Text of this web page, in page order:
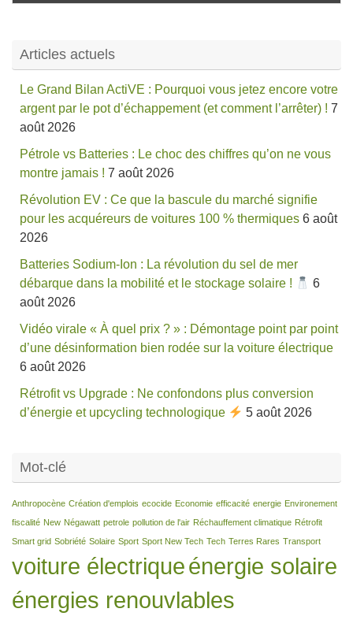
Articles actuels
Le Grand Bilan ActiVE : Pourquoi vous jetez encore votre
argent par le pot d’échappement (et comment l’arrêter) ! 7
août 2026
Pétrole vs Batteries : Le choc des chiffres qu’on ne vous
montre jamais ! 7 août 2026
Révolution EV : Ce que la bascule du marché signifie
pour les acquéreurs de voitures 100 % thermiques 6 août
2026
Batteries Sodium-Ion : La révolution du sel de mer
débarque dans la mobilité et le stockage solaire !
6
août 2026
Vidéo virale « À quel prix ? » : Démontage point par point
d’une désinformation bien rodée sur la voiture électrique
6 août 2026
Rétrofit vs Upgrade : Ne confondons plus conversion
d’énergie et upcycling technologique
5 août 2026
Mot-clé
Anthropocène Création d'emplois ecocide Economie efficacité energie Environement
fiscalité New Négawatt petrole pollution de l'air Réchauffement climatique Rétrofit
Smart grid Sobriété Solaire Sport Sport New Tech Tech Terres Rares Transport
voiture électriqueénergie solaire
énergies renouvlables